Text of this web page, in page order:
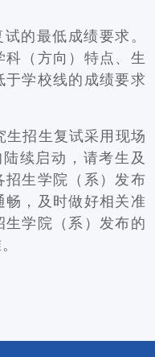
的最低成绩要求。
（方向）特点、生
学校线的成绩要求
生招生复试采用现场
续启动，请考生及
招生学院（系）发布
，及时做好相关准
学院（系）发布的